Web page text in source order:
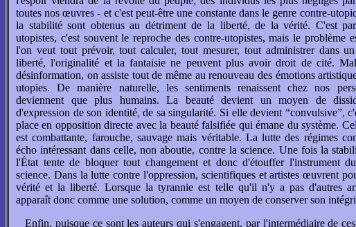
toutes nos œuvres - et c'est peut-être une constante dans le genre contre-
la stabilité sont obtenus au détriment de la liberté, de la vérité. C'est
utopistes, c'est souvent le reproche des contre-utopistes, mais le problème
l'on veut tout prévoir, tout calculer, tout mesurer, tout administrer dans
liberté, l'originalité et la fantaisie ne peuvent plus avoir droit de cité.
désinformation, on assiste tout de même au renouveau des émotions
utopies. De manière naturelle, les sentiments renaissent chez nos
deviennent que plus humains. La beauté devient un moyen de
d'expression de son identité, de sa singularité. Si elle devient “convulsive”,
place en opposition directe avec la beauté falsifiée qui émane du système.
est combattante, farouche, sauvage mais véritable. La lutte des régimes
écho intéressant dans celle, non aboutie, contre la science. Une fois la
l'État tente de bloquer tout changement et donc d'étouffer l'instrument
science. Dans la lutte contre l'oppression, scientifiques et artistes œuvrent
vérité et la liberté. Lorsque la tyrannie est telle qu'il n'y a pas d'autres
apparaît donc comme une solution, comme un moyen de conserver son
Enfin, puisque ce sont les auteurs qui s'engagent, par l'intermédiaire de ces